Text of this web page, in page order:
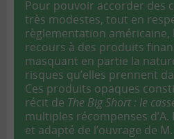
Pour pouvoir accorder des
très modestes, tout en
règlementation américaine,
recours à des produits
masquant en partie la
risques qu’elles prennent
Ces produits opaques
récit de The Big Short : le
multiples récompenses d’A.
et adapté de l’ouvrage de